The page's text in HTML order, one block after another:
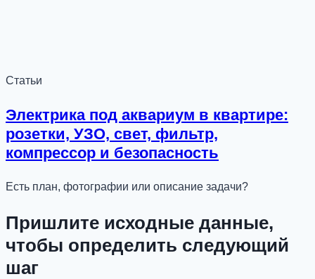
Статьи
Электрика под аквариум в квартире:
розетки, УЗО, свет, фильтр,
компрессор и безопасность
Есть план, фотографии или описание задачи?
Пришлите исходные данные,
чтобы определить следующий
шаг